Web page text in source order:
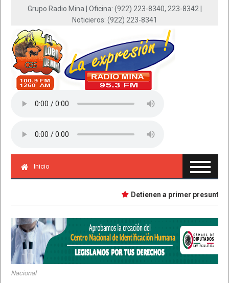
Grupo Radio Mina | Oficina: (922) 223-8340, 223-8342 |
Noticieros: (922) 223-8341
Inicio
Detienen a primer presunta
Nacional